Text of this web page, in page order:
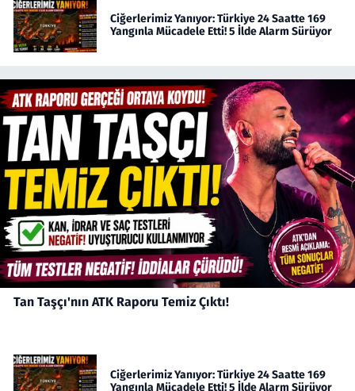
Ciğerlerimiz Yanıyor: Türkiye 24 Saatte 169
Yangınla Mücadele Etti! 5 İlde Alarm Sürüyor
Tan Taşçı'nın ATK Raporu Temiz Çıktı!
Ciğerlerimiz Yanıyor: Türkiye 24 Saatte 169
Yangınla Mücadele Etti! 5 İlde Alarm Sürüyor